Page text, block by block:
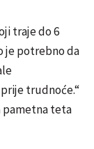
traje do 6
je potrebno da
trudnoće.“
pametna teta